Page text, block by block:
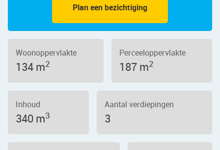
Plan een bezichtiging
Woonoppervlakte
134 m2
Perceeloppervlakte
187 m2
Inhoud
340 m3
Aantal verdiepingen
3